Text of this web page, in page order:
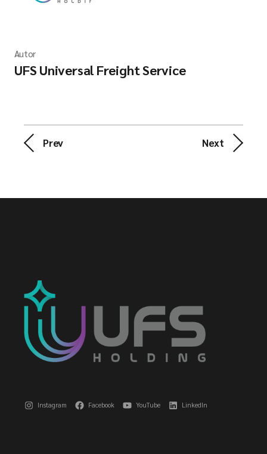
Autor
UFS Universal Freight Service
Prev Next
Instagram Facebook YouTube LinkedIn